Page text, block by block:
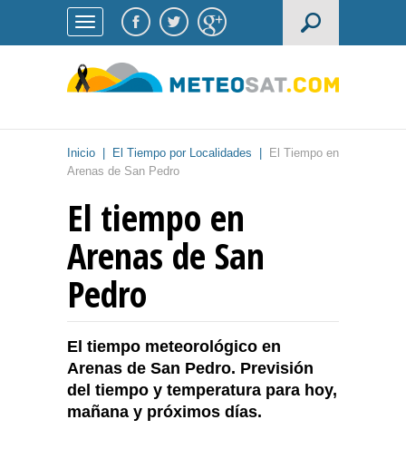
Inicio El Tiempo por Localidades
El Tiempo en
Arenas de San Pedro
El tiempo en
Arenas de San
Pedro
El tiempo meteorológico en
Arenas de San Pedro. Previsión
del tiempo y temperatura para hoy,
mañana y próximos días.